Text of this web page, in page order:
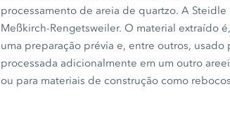
processamento de areia de quartzo. A
Meßkirch-Rengetsweiler. O material extraído
uma preparação prévia e, entre outros,
processada adicionalmente em um outro
ou para materiais de construção como